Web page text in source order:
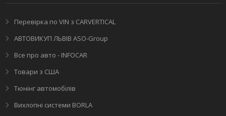
Перевірка по VIN з CARVERTICAL
АВТОВИКУП ЛЬВІВ ASO-Group
Все про авто - INFOCAR
Товари з США
Тюнінг автомобілів
Вихлопні системи BORLA